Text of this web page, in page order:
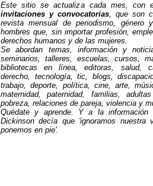
Este sitio se actualiza cada mes, con
invitaciones y convocatorias, que son
revista mensual de periodismo, género
hombres que, sin importar profesión,
derechos humanos y de las mujeres.
Se abordan temas, información y
seminarios, talleres, escuelas, cursos,
bibliotecas en línea, editoras, salud,
derecho, tecnología, tic, blogs,
trabajo, deporte, política, cine, arte,
maternidad, paternidad, familias,
pobreza, relaciones de pareja, violencia y
Quédate y aprende. Y a la
Dickinson decía que 'ignoramos nuestra
ponemos en pie'.